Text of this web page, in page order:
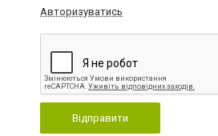
Авторизуватись
Відправити